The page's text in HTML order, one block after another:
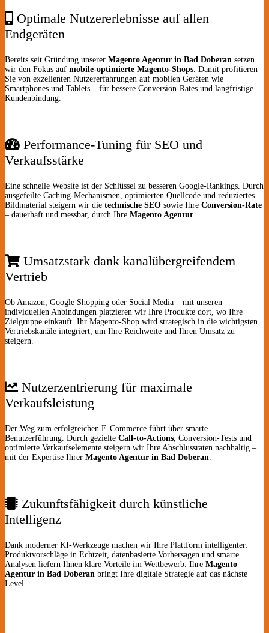
Optimale Nutzererlebnisse auf allen
Endgeräten
Bereits seit Gründung unserer Magento Agentur in Bad Doberan setzen
wir den Fokus auf mobile-optimierte Magento-Shops . Damit profitieren
Sie von exzellenten Nutzererfahrungen auf mobilen Geräten wie
Smartphones und Tablets – für bessere Conversion-Rates und langfristige
Kundenbindung.
Performance-Tuning für SEO und
Verkaufsstärke
Eine schnelle Website ist der Schlüssel zu besseren Google-Rankings. Durch
ausgefeilte Caching-Mechanismen, optimierten Quellcode und reduziertes
Bildmaterial steigern wir die technische SEO sowie Ihre Conversion-Rate
– dauerhaft und messbar, durch Ihre Magento Agentur
Umsatzstark dank kanalübergreifendem
Vertrieb
Ob Amazon, Google Shopping oder Social Media – mit unseren
individuellen Anbindungen platzieren wir Ihre Produkte dort, wo Ihre
Zielgruppe einkauft. Ihr Magento-Shop wird strategisch in die wichtigsten
Vertriebskanäle integriert, um Ihre Reichweite und Ihren Umsatz zu
steigern.
Nutzerzentrierung für maximale
Verkaufsleistung
Der Weg zum erfolgreichen E-Commerce führt über smarte
Benutzerführung. Durch gezielte Call-to-Actions , Conversion-Tests und
optimierte Verkaufselemente steigern wir Ihre Abschlussraten nachhaltig –
mit der Expertise Ihrer Magento Agentur in Bad Doberan
Zukunftsfähigkeit durch künstliche
Intelligenz
Dank moderner KI-Werkzeuge machen wir Ihre Plattform intelligenter:
Produktvorschläge in Echtzeit, datenbasierte Vorhersagen und smarte
Analysen liefern Ihnen klare Vorteile im Wettbewerb. Ihre Magento
Agentur in Bad Doberan bringt Ihre digitale Strategie auf das nächste
Level.